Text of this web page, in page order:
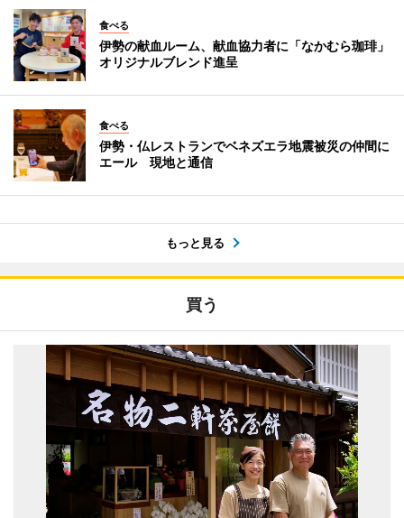
食べる
伊勢の献血ルーム、献血協力者に「なかむら珈琲」
オリジナルブレンド進呈
食べる
伊勢・仏レストランでベネズエラ地震被災の仲間に
エール 現地と通信
もっと見る
買う